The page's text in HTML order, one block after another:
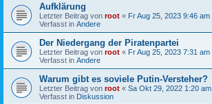
Aufklärung
Letzter Beitrag von root « Fr Aug 25, 2023 9:46 am
Verfasst in Andere
Der Niedergang der Piratenpartei
Letzter Beitrag von root « Fr Aug 25, 2023 7:31 am
Verfasst in Andere
Warum gibt es soviele Putin-Versteher?
Letzter Beitrag von root « Sa Okt 29, 2022 1:20 am
Verfasst in Diskussion